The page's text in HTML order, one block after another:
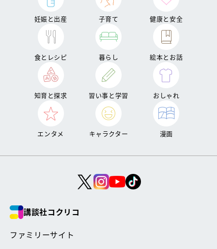
妊娠と出産 子育て 健康と安全
食とレシピ 暮らし 絵本とお話
知育と探求 習い事と学習 おしゃれ
エンタメ キャラクター 漫画
講談社コクリコ
ファミリーサイト